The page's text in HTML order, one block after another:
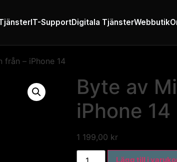
IT-SupportDigitala TjänsterWebbutik
– iPhone 14
Byte av
iPhone 14
1 199,00 kr
Lägg till i